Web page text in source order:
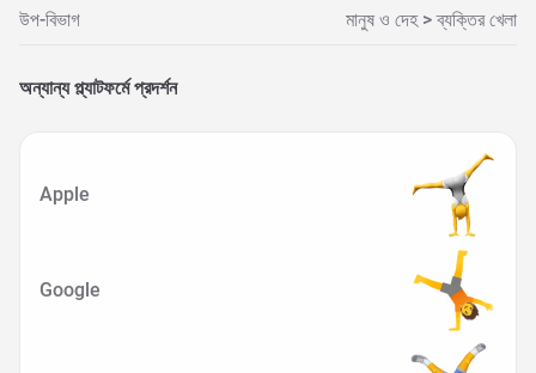
উপ-বিভাগ মানুষ ও দেহ > ব্যক্তির খেলা
অন্যান্য প্ল্যাটফর্মে প্রদর্শন
Apple
Google